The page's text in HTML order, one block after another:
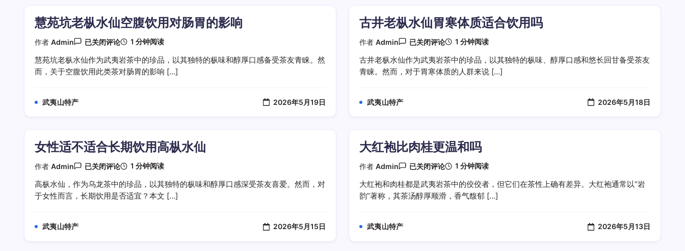
慧苑坑老枞水仙空腹饮用对肠胃的影响
作者 Admin
慧
坑
老
枞
肠
胃
的
影
响
已关闭评论 1 分钟阅读
慧苑坑老枞水仙作为武夷岩茶中的珍品，以其独特的枞味和醇厚口感备受茶友青睐。然
而，关于空腹饮用此类茶对肠胃的影响 […]
武夷山特产 2026年5月19日
古井老枞水仙胃寒体质适合饮用吗
作者 Admin
古
老
枞
水
用
吗
已关闭评论 1 分钟阅读
古井老枞水仙作为武夷岩茶中的珍品，以其独特的枞味、醇厚口感和悠长回甘备受茶友
青睐。然而，对于胃寒体质的人群来说 […]
武夷山特产 2026年5月18日
女性适不适合长期饮用高枞水仙
作者 Admin
女
适
不
适
已关闭评论 1 分钟阅读
高枞水仙，作为乌龙茶中的珍品，以其独特的枞味和醇厚口感深受茶友喜爱。然而，对
于女性而言，长期饮用是否适宜？本文 […]
武夷山特产 2026年5月15日
大红袍比肉桂更温和吗
作者 Admin
大
袍
比
肉
已关闭评论 1 分钟阅读
大红袍和肉桂都是武夷岩茶中的佼佼者，但它们在茶性上确有差异。大红袍通常以“岩
韵”著称，其茶汤醇厚顺滑，香气馥郁 […]
武夷山特产 2026年5月13日